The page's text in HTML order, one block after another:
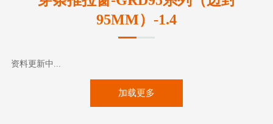
95MM）-1.4
资料更新中...
加载更多